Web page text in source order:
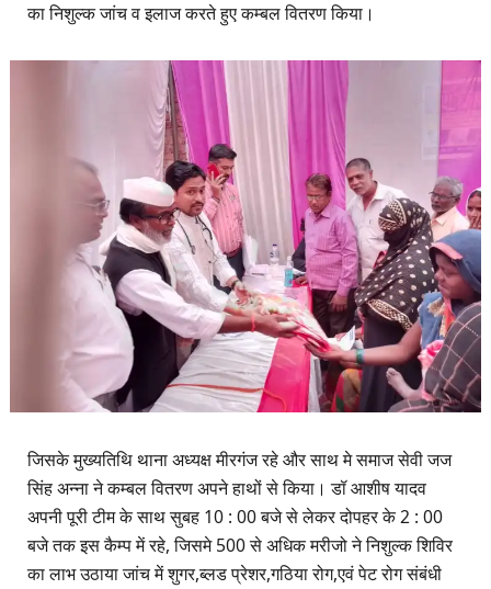
का निशुल्क जांच व इलाज करते हुए कम्बल वितरण किया।
जिसके मुख्यतिथि थाना अध्यक्ष मीरगंज रहे और साथ मे समाज सेवी जज
सिंह अन्ना ने कम्बल वितरण अपने हाथों से किया। डॉ आशीष यादव
अपनी पूरी टीम के साथ सुबह 10 : 00 बजे से लेकर दोपहर के 2 : 00
बजे तक इस कैम्प में रहे, जिसमे 500 से अधिक मरीजो ने निशुल्क शिविर
का लाभ उठाया जांच में शुगर,ब्लड प्रेशर,गठिया रोग,एवं पेट रोग संबंधी